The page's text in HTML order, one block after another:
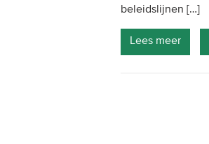
beleidslijnen […]
Lees meer